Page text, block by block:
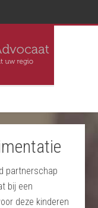
partnerschap
bij een
deze kinderen